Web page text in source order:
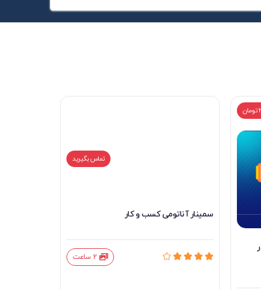
تماس بگیرید
سمینار آناتومی کسب و کار
2 ساعت